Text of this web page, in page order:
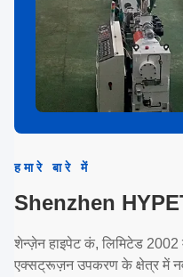
हमारे बारे में
Shenzhen
शेन्ज़ेन हाइपेट कं, लिमिटेड 2002
एक्सट्रूज़न उपकरण के क्षेत्र में